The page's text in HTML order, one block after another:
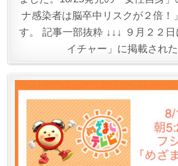
ナ感染者は脳卒中リスクが２倍！
す。 記事一部抜粋 ↓↓↓ ９月２２
イチャー」に掲載され